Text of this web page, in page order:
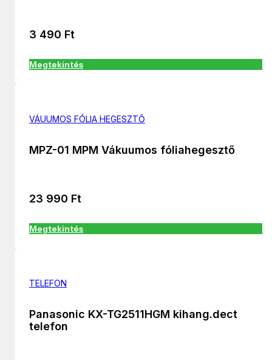
3 490 Ft
Megtekintés
VÁUUMOS FÓLIA HEGESZTŐ
MPZ-01 MPM Vákuumos fóliahegesztő
23 990 Ft
Megtekintés
TELEFON
Panasonic KX-TG2511HGM kihang.dect
telefon